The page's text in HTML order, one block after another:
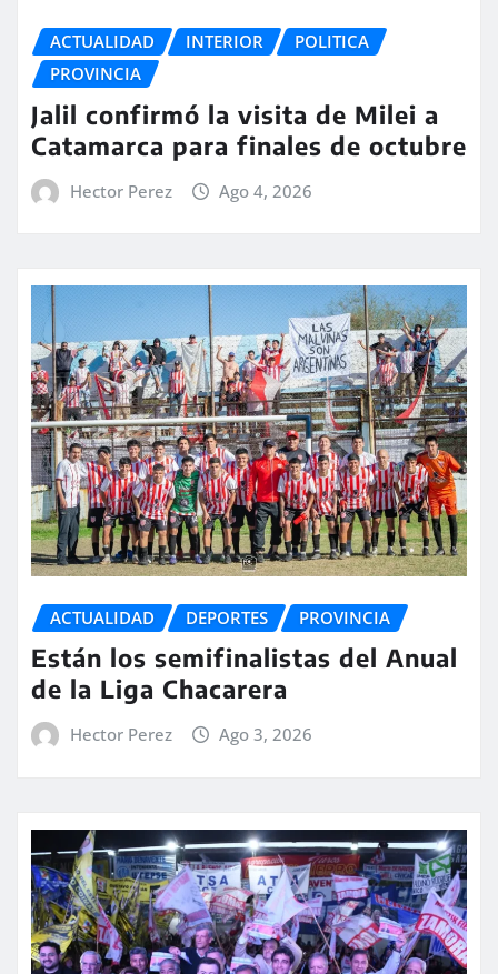
ACTUALIDAD INTERIOR
POLITICA
PROVINCIA
Jalil confirmó la visita de Milei a
Catamarca para finales de octubre
Hector Perez Ago 4, 2026
ACTUALIDAD DEPORTES PROVINCIA
Están los semifinalistas del Anual
de la Liga Chacarera
Hector Perez Ago 3, 2026